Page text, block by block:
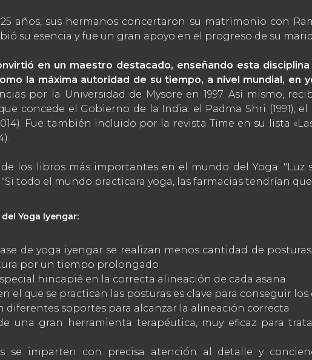
años, sus hermanos concertaron su matrimonio con
su esencia y fue un gran apoyo en el progreso de su
en un maestro destacado, enseñando esta
la máxima autoridad de su tiempo, a nivel mundial, en
por la Universidad de Mysore en 1997. Así mismo,
concede el Gobierno de la India: el Padma Shri (1991),
Fue también incluido por la revista Time en su lista
los libros más importantes en el mundo del Yoga: "Luz
"Si todo el mundo practicara yoga, las farmacias tendrían
Yoga Iyengar:
de yoga iyengar se realizan menos cantidad de
por un tiempo prolongado
hincapié en la correcta alineación de cada asana
el que se practican las posturas es clave para conseguir los
diferentes soportes para alcanzar la alineación correcta
una gran herramienta terapéutica, muy eficaz para
se imparten con precisa atención al detalle y